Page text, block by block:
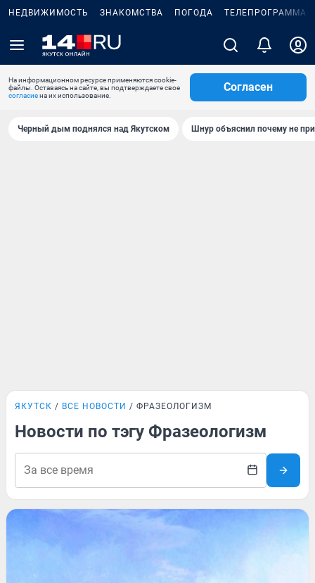
НЕДВИЖИМОСТЬ ЗНАКОМСТВА ПОГОДА ТЕЛЕПРОГРАММА
На информационном ресурсе применяются cookie-
файлы. Оставаясь на сайте, вы подтверждаете свое
согласиена их использование.
Согласен
Черный дым поднялся над Якутском Шнур объяснил почему не
ЯКУТСК ВСЕ НОВОСТИ ФРАЗЕОЛОГИЗМ
Новости по тэгу Фразеологизм